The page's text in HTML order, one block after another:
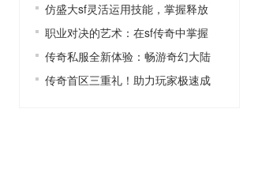
仿盛大sf灵活运用技能，掌握释放
职业对决的艺术：在sf传奇中掌握
传奇私服全新体验：畅游奇幻大陆
传奇首区三重礼！助力玩家极速成